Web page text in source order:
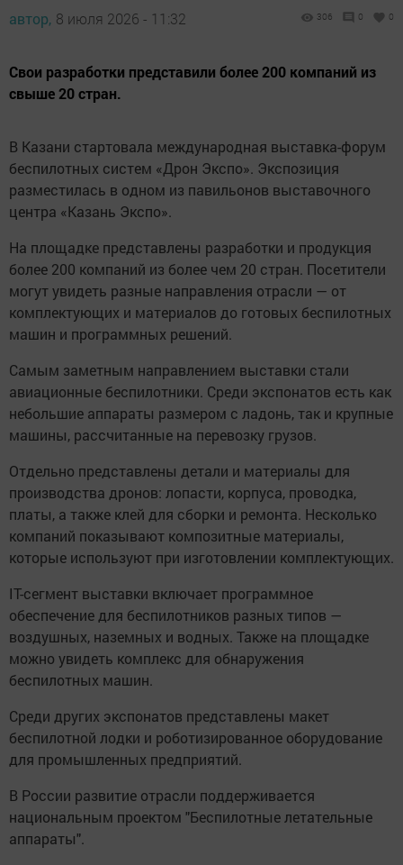
автор, 8 июля 2026 - 11:32 306 0 0
Свои разработки представили более 200 компаний из
свыше 20 стран.
В Казани стартовала международная выставка-форум
беспилотных систем «Дрон Экспо». Экспозиция
разместилась в одном из павильонов выставочного
центра «Казань Экспо».
На площадке представлены разработки и продукция
более 200 компаний из более чем 20 стран. Посетители
могут увидеть разные направления отрасли — от
комплектующих и материалов до готовых беспилотных
машин и программных решений.
Самым заметным направлением выставки стали
авиационные беспилотники. Среди экспонатов есть как
небольшие аппараты размером с ладонь, так и крупные
машины, рассчитанные на перевозку грузов.
Отдельно представлены детали и материалы для
производства дронов: лопасти, корпуса, проводка,
платы, а также клей для сборки и ремонта. Несколько
компаний показывают композитные материалы,
которые используют при изготовлении комплектующих.
IT-сегмент выставки включает программное
обеспечение для беспилотников разных типов —
воздушных, наземных и водных. Также на площадке
можно увидеть комплекс для обнаружения
беспилотных машин.
Среди других экспонатов представлены макет
беспилотной лодки и роботизированное оборудование
для промышленных предприятий.
В России развитие отрасли поддерживается
национальным проектом "Беспилотные летательные
аппараты".